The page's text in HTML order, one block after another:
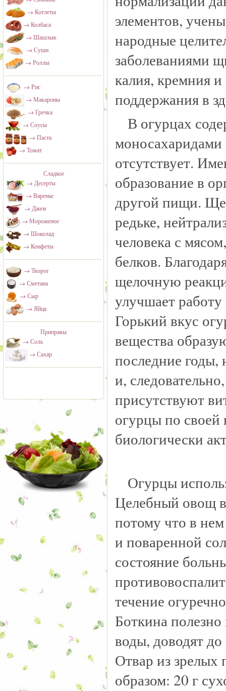
→ Котлеты
→ Колбаса
→ Шашлык
→ Суши
→ Роллы
→ Рис
→ Макароны
→ Гречка
→ Соусы
→ Паста
→ Томат
Сладкое
→ Десерты
→ Варенье
→ Джем
→ Мороженое
→ Шоколад
→ Конфеты
→ Творог
→ Сметана
→ Сыр
→ Яйца
Приправы
→ Соль
→ Сахар
элементов,
народные
заболеваниями
калия, кремния
поддержания в
В огурцах
моносахаридами
отсутствует.
образование в
другой пищи.
редьке,
человека с
белков.
щелочную
улучшает
Горький вкус
вещества
последние годы,
и,
присутствуют
огурцы по
биологически
Огурцы
Целебный овощ
потому что в
и поваренной
состояние
течение
Боткина
воды, доводят
Отвар из зрелых
образом: 20 г